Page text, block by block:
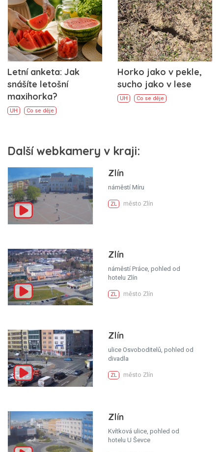
Letní anketa: Jak
snášíte letošní
maxihorka?
UH Co se děje
Horko jako v pekle,
sucho jako v lese
UH Co se děje
Další webkamery v kraji:
Zlín
náměstí Míru
ZL město Zlín
Zlín
náměstí Práce, pohled od
hotelu Zlín
ZL město Zlín
Zlín
ulice Osvoboditelů, pohled od
divadla
ZL město Zlín
Zlín
Kvítková ulice, pohled od
hotelu U Ševce